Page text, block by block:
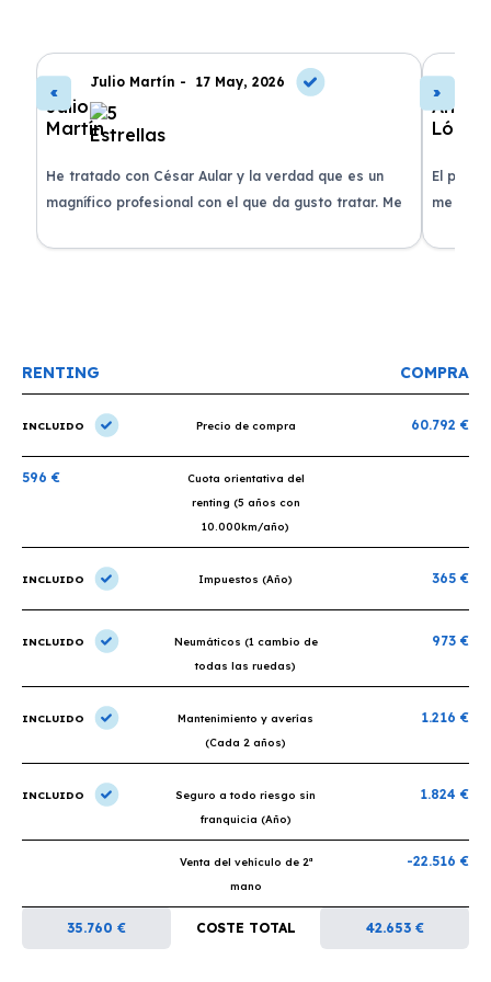
Julio Martín - 17 May, 2026
He tratado con César Aular y la verdad que es un
magnífico profesional con el que da gusto tratar. Me
recomiendo un montón, muchas gracias!
El
me
plazo
RENTING COMPRA
INCLUIDO Precio de compra 60.792 €
596 €
Cuota orientativa del
renting (5 años con
10.000km/año)
INCLUIDO Impuestos (Año) 365 €
INCLUIDO
Neumáticos (1 cambio de
todas las ruedas)
973 €
INCLUIDO
Mantenimiento y averías
(Cada 2 años)
1.216 €
INCLUIDO
Seguro a todo riesgo sin
franquicia (Año)
1.824 €
Venta del vehículo de 2ª
mano
-22.516 €
35.760 € COSTE TOTAL 42.653 €